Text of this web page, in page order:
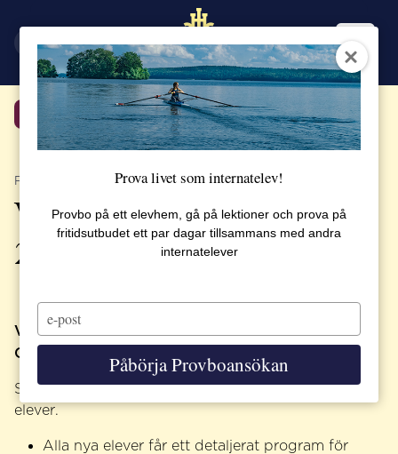
Tillbaka
PUBLICERAT 3 JULI 2023
Välkommen till skolstarten
2023
Välkommen till läsåret 2023-2024.
Och till alla nya elever – välkomna till SSHL!
Skolan startar måndagen den 21 augusti för samtliga
elever.
Alla nya elever får ett detaljerat program för
Prova livet som internatelev!
Provbo på ett elevhem, gå på lektioner och prova på
fritidsutbudet ett par dagar tillsammans med andra
internatelever
your
email
Påbörja Provboansökan